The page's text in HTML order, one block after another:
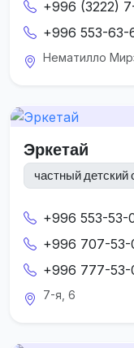
+996 (3222)
+996 553-63-
Нематилло
Эркетай
частный детский
+996 553-53-
+996 707-53-
+996 777-53-
7-я, 6